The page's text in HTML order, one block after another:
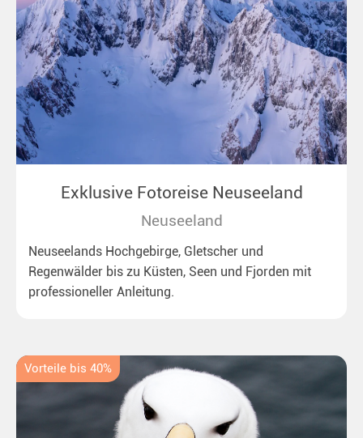
Exklusive Fotoreise Neuseeland
Neuseeland
Neuseelands Hochgebirge, Gletscher und
Regenwälder bis zu Küsten, Seen und Fjorden mit
professioneller Anleitung.
Vorteile bis 40%